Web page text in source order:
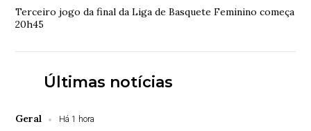
Terceiro jogo da final da Liga de Basquete Feminino começa
20h45
Últimas notícias
Geral Há 1 hora